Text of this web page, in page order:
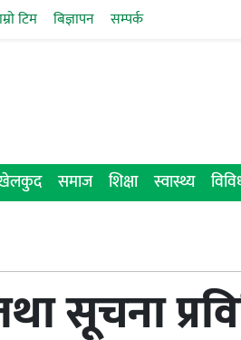
टिम बिज्ञापन सम्पर्क
समाज शिक्षा स्वास्थ्य
सूचना